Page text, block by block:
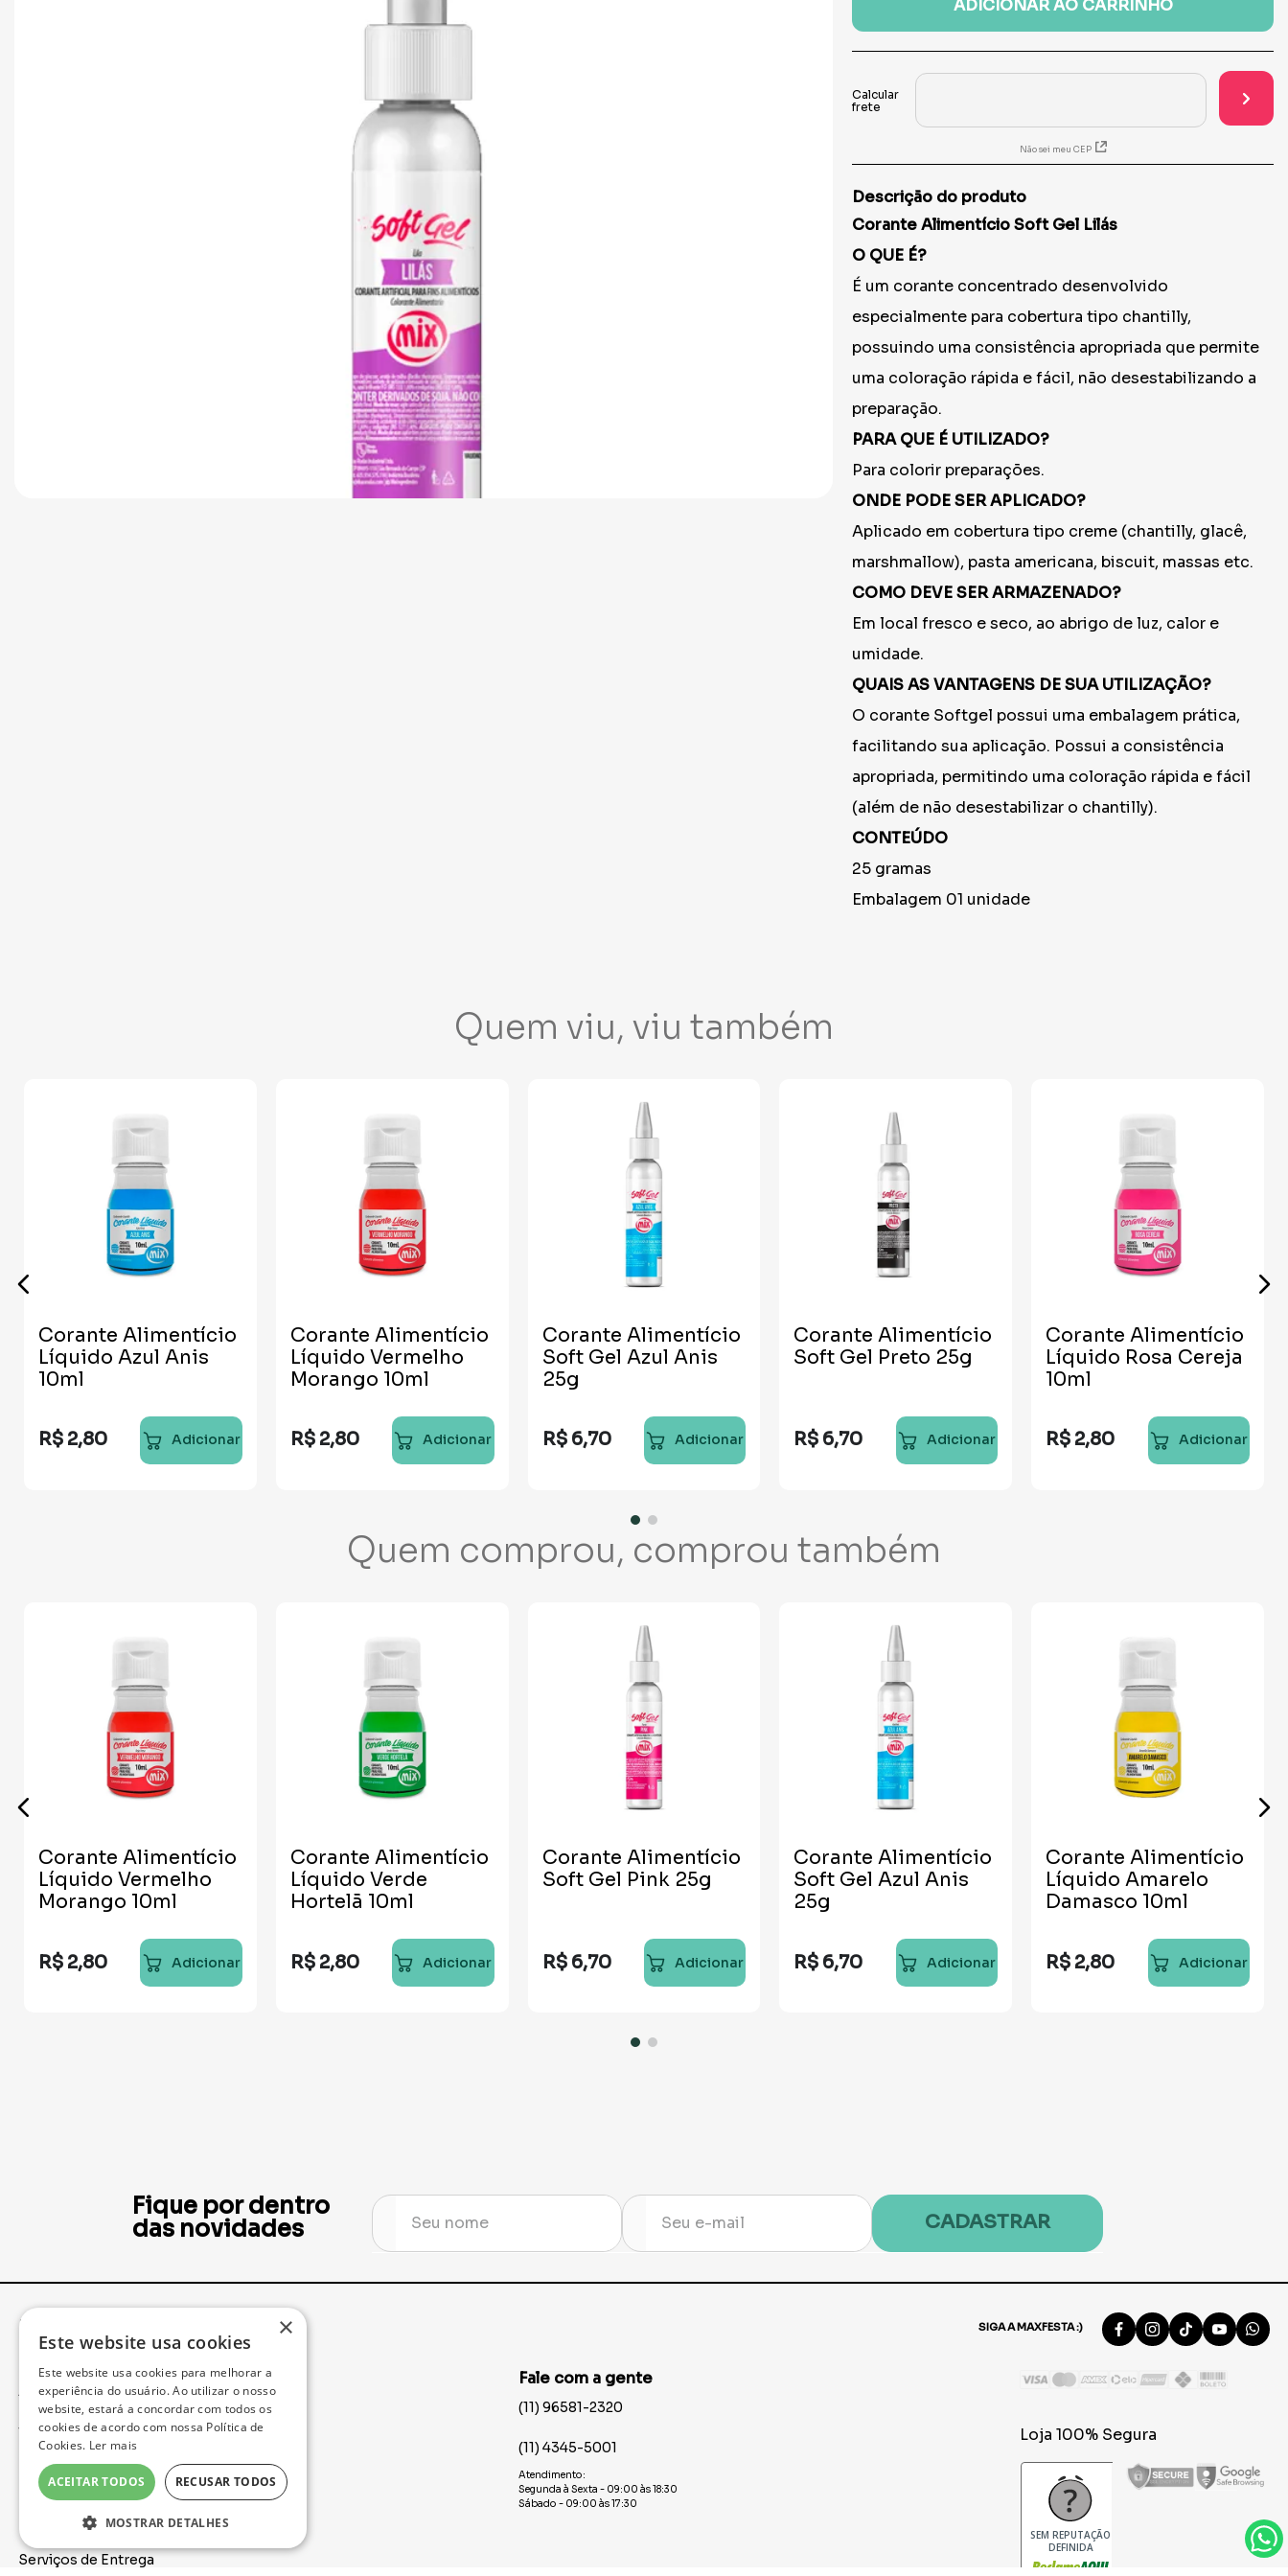
10
ADICIONAR AO CARRINHO
Não sei meu CEP
Descrição do produto
Corante Alimentício Soft Gel Lilás
O QUE É?
É um corante concentrado desenvolvido
especialmente para cobertura tipo chantilly,
possuindo uma consistência apropriada que permite
uma coloração rápida e fácil, não desestabilizando a
preparação.
PARA QUE É UTILIZADO?
Para colorir preparações.
ONDE PODE SER APLICADO?
Aplicado em cobertura tipo creme (chantilly, glacê,
marshmallow), pasta americana, biscuit, massas etc.
COMO DEVE SER ARMAZENADO?
Em local fresco e seco, ao abrigo de luz, calor e
umidade.
QUAIS AS VANTAGENS DE SUA UTILIZAÇÃO?
O corante Softgel possui uma embalagem prática,
facilitando sua aplicação. Possui a consistência
apropriada, permitindo uma coloração rápida e fácil
(além de não desestabilizar o chantilly).
CONTEÚDO
25 gramas
Embalagem 01 unidade
Quem viu, viu também
Corante Alimentício
Líquido Azul Anis
10ml
R$ 2,80 Adicionar
Corante Alimentício
Líquido Vermelho
Morango 10ml
R$ 2,80 Adicionar
Corante Alimentício
Soft Gel Azul Anis
25g
R$ 6,70 Adicionar
Corante Alimentício
Soft Gel Preto 25g
R$ 6,70 Adicionar
Corante Alimentício
Líquido Rosa Cereja
10ml
R$ 2,80 Adicionar
Quem comprou, comprou também
Corante Alimentício
Líquido Vermelho
Morango 10ml
R$ 2,80 Adicionar
Corante Alimentício
Líquido Verde
Hortelã 10ml
R$ 2,80 Adicionar
Corante Alimentício
Soft Gel Pink 25g
R$ 6,70 Adicionar
Corante Alimentício
Soft Gel Azul Anis
25g
R$ 6,70 Adicionar
Corante Alimentício
Líquido Amarelo
Damasco 10ml
R$ 2,80 Adicionar
Fique por dentro
das novidades
CADASTRAR
Institucional SIGA A MAXFESTA :)
Acompanhe seu Pedido
Trocas e Devoluções
Política de Privacidade
Formas de Pagamento
Serviços de Entrega
Fale com a gente
(11) 96581-2320
(11) 4345-5001
Atendimento:
Segunda à Sexta - 09:00 às 18:30
Sábado - 09:00 às 17:30
Loja 100% Segura
×
Este website usa cookies
Este website usa cookies para melhorar a
experiência do usuário. Ao utilizar o nosso
website, estará a concordar com todos os
cookies de acordo com nossa Política de
Cookies. Ler mais
ACEITAR TODOS RECUSAR TODOS
MOSTRAR DETALHES